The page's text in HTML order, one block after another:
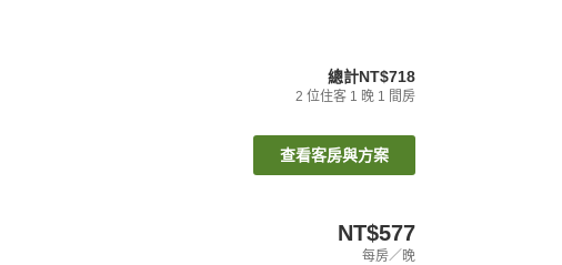
總計NT$718
2 位住客 1 晚 1 間房
查看客房與方案
NT$577
每房／晚